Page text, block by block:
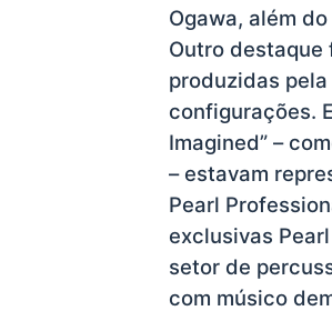
Ogawa, além
Outro destaque
produzidas
configurações.
Imagined” –
– estavam
Pearl
exclusivas
setor de
com músico